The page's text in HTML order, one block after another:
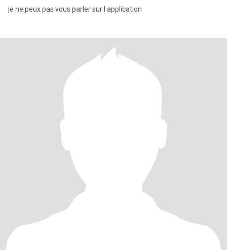
je ne peux pas vous parler sur l application